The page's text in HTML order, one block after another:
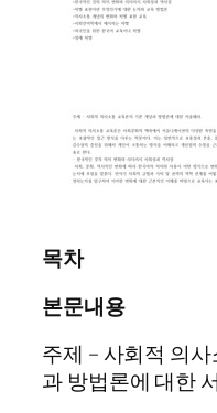
목차
본문내용
주제 – 사회적 의
과 방법론에 대한